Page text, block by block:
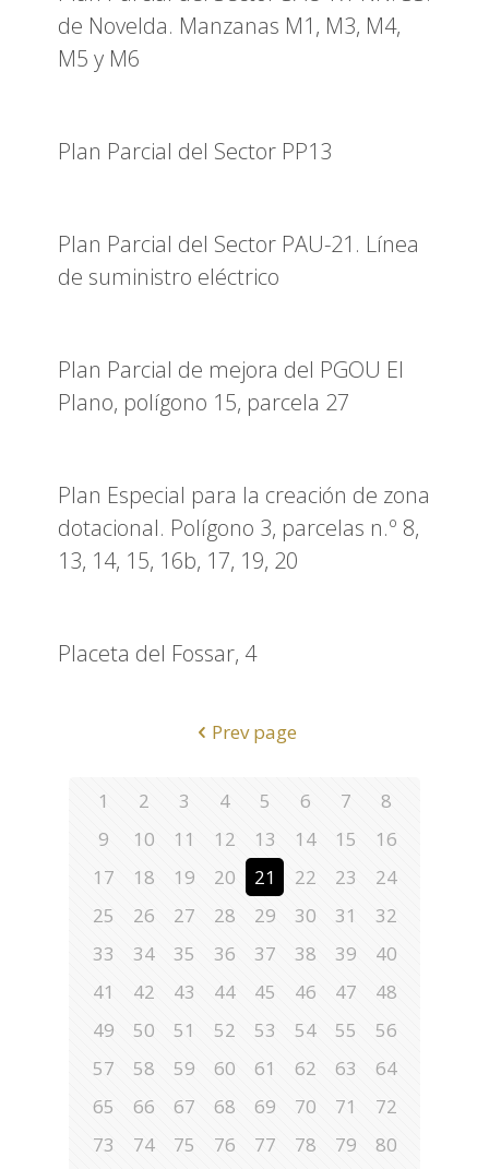
de Novelda. Manzanas M1, M3, M4,
M5 y M6
Plan Parcial del Sector PP13
Plan Parcial del Sector PAU-21. Línea
de suministro eléctrico
Plan Parcial de mejora del PGOU El
Plano, polígono 15, parcela 27
Plan Especial para la creación de zona
dotacional. Polígono 3, parcelas n.º 8,
13, 14, 15, 16b, 17, 19, 20
Placeta del Fossar, 4
Prev page
1 2 3 4 5 6 7
8
9
10 11 12 13 14 15
16
17
18 19 20 21 22 23
24
25
26 27 28 29 30 31
32
33
34 35 36 37 38 39
40
41
42 43 44 45 46 47
48
49
50 51 52 53 54 55
56
57
58 59 60 61 62 63
64
65
66 67 68 69 70 71
72
73
74 75 76 77 78 79
80